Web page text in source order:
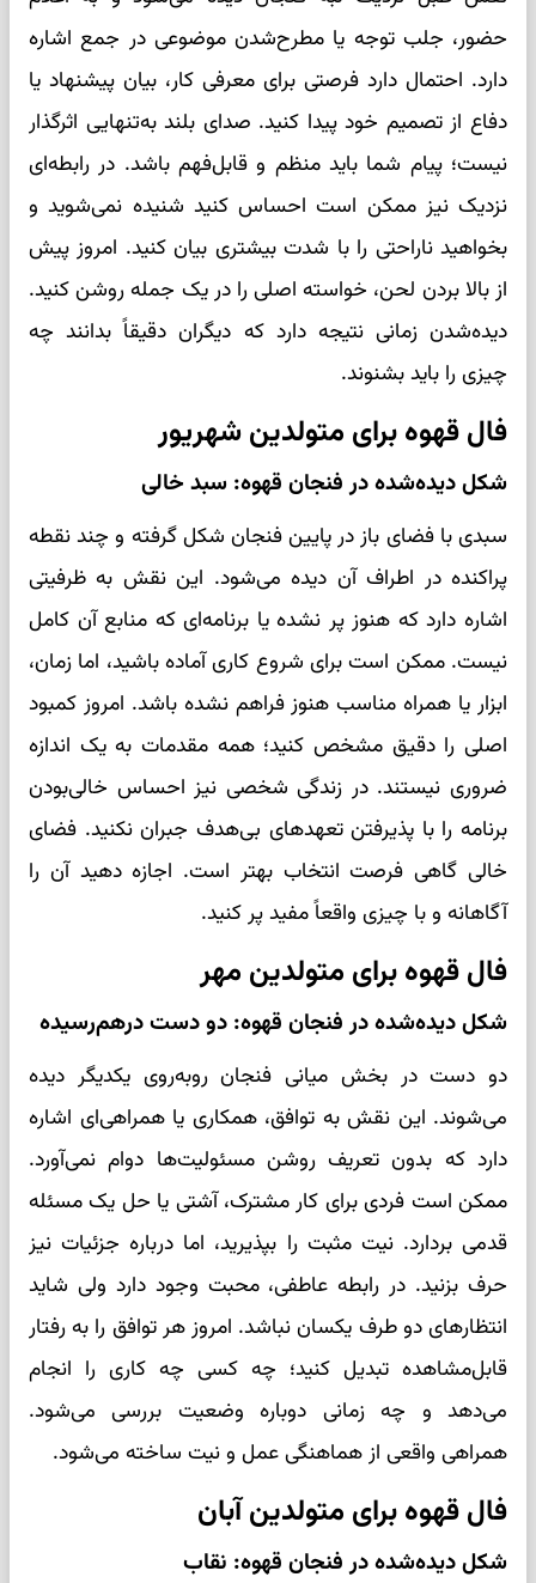
حضور، جلب توجه یا مطرح‌شدن موضوعی در جمع اشاره
دارد. احتمال دارد فرصتی برای معرفی کار، بیان پیشنهاد یا
دفاع از تصمیم خود پیدا کنید. صدای بلند به‌تنهایی اثرگذار
نیست؛ پیام شما باید منظم و قابل‌فهم باشد. در رابطه‌ای
نزدیک نیز ممکن است احساس کنید شنیده نمی‌شوید و
بخواهید ناراحتی را با شدت بیشتری بیان کنید. امروز پیش
از بالا بردن لحن، خواسته اصلی را در یک جمله روشن کنید.
دیده‌شدن زمانی نتیجه دارد که دیگران دقیقاً بدانند چه
چیزی را باید بشنوند.
فال قهوه برای متولدین شهریور
شکل دیده‌شده در فنجان قهوه: سبد خالی
سبدی با فضای باز در پایین فنجان شکل گرفته و چند نقطه
پراکنده در اطراف آن دیده می‌شود. این نقش به ظرفیتی
اشاره دارد که هنوز پر نشده یا برنامه‌ای که منابع آن کامل
نیست. ممکن است برای شروع کاری آماده باشید، اما زمان،
ابزار یا همراه مناسب هنوز فراهم نشده باشد. امروز کمبود
اصلی را دقیق مشخص کنید؛ همه مقدمات به یک اندازه
ضروری نیستند. در زندگی شخصی نیز احساس خالی‌بودن
برنامه را با پذیرفتن تعهدهای بی‌هدف جبران نکنید. فضای
خالی گاهی فرصت انتخاب بهتر است. اجازه دهید آن را
آگاهانه و با چیزی واقعاً مفید پر کنید.
فال قهوه برای متولدین مهر
شکل دیده‌شده در فنجان قهوه: دو دست درهم‌رسیده
دو دست در بخش میانی فنجان روبه‌روی یکدیگر دیده
می‌شوند. این نقش به توافق، همکاری یا همراهی‌ای اشاره
دارد که بدون تعریف روشن مسئولیت‌ها دوام نمی‌آورد.
ممکن است فردی برای کار مشترک، آشتی یا حل یک مسئله
قدمی بردارد. نیت مثبت را بپذیرید، اما درباره جزئیات نیز
حرف بزنید. در رابطه عاطفی، محبت وجود دارد ولی شاید
انتظارهای دو طرف یکسان نباشد. امروز هر توافق را به رفتار
قابل‌مشاهده تبدیل کنید؛ چه کسی چه کاری را انجام
می‌دهد و چه زمانی دوباره وضعیت بررسی می‌شود.
همراهی واقعی از هماهنگی عمل و نیت ساخته می‌شود.
فال قهوه برای متولدین آبان
شکل دیده‌شده در فنجان قهوه: نقاب